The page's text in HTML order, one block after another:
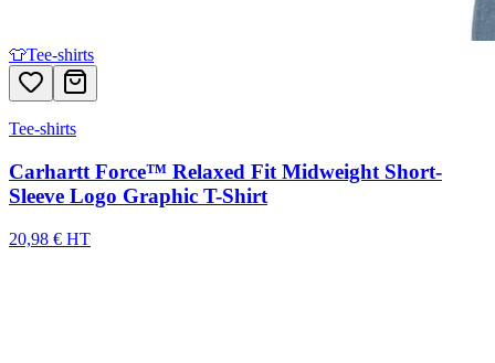
👕Tee-shirts
Tee-shirts
Carhartt Force™ Relaxed Fit Midweight Short-
Sleeve Logo Graphic T-Shirt
20,98 € HT